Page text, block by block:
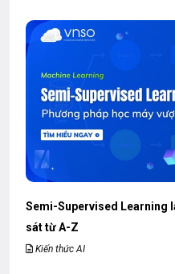
Semi-Supervised Learning
sát từ A-Z
Kiến thức AI